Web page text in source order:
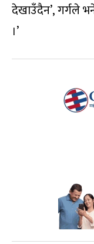
देखाउँदैन’, गर्गले
।’